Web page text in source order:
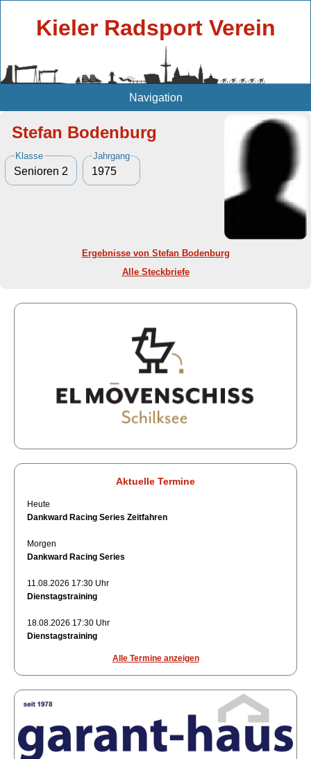
Kieler Radsport Verein
Navigation
Stefan Bodenburg
Klasse
Senioren 2
Jahrgang
1975
Ergebnisse von Stefan Bodenburg
Alle Steckbriefe
Aktuelle Termine
Heute
Dankward Racing Series Zeitfahren
Morgen
Dankward Racing Series
11.08.2026 17:30 Uhr
Dienstagstraining
18.08.2026 17:30 Uhr
Dienstagstraining
Alle Termine anzeigen